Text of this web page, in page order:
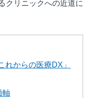
クリニックへの近道に
れからの医療DX」
軸